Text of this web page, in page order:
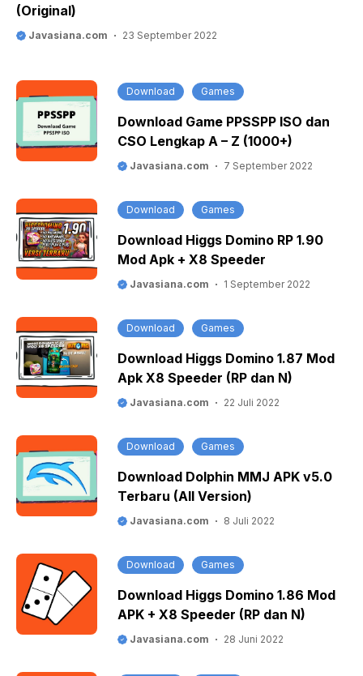
(Original)
Javasiana.com 23 September 2022
Download Games
Download Game PPSSPP ISO dan
CSO Lengkap A – Z (1000+)
Javasiana.com 7 September 2022
Download Games
Download Higgs Domino RP 1.90
Mod Apk + X8 Speeder
Javasiana.com 1 September 2022
Download Games
Download Higgs Domino 1.87 Mod
Apk X8 Speeder (RP dan N)
Javasiana.com 22 Juli 2022
Download Games
Download Dolphin MMJ APK v5.0
Terbaru (All Version)
Javasiana.com 8 Juli 2022
Download Games
Download Higgs Domino 1.86 Mod
APK + X8 Speeder (RP dan N)
Javasiana.com 28 Juni 2022